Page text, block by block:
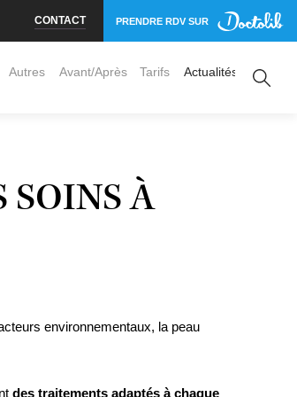
CONTACT PRENDRE RDV SUR
Autres Avant/Après Tarifs Actualités
À
environnementaux, la peau
des traitements adaptés à chaque